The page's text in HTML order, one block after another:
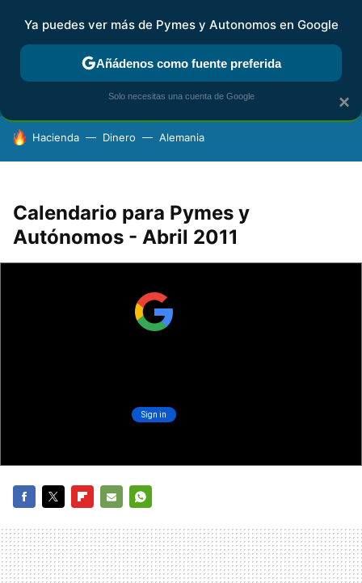
FISCALIDAD Y CONTABILIDAD KIT DIGITAL RENTA
HOY SE HABLA DE
Hacienda Dinero Alemania
Calendario para Pymes y
Autónomos - Abril 2011
MAIL
×
Ya puedes ver más de Pymes y Autonomos en Google
Añádenos como fuente preferida
Solo necesitas una cuenta de Google